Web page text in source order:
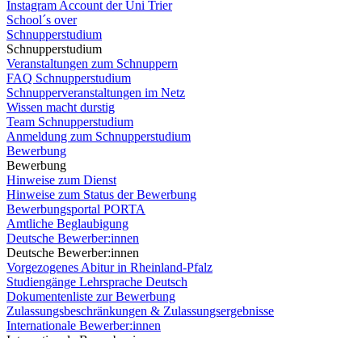
Instagram Account der Uni Trier
School´s over
Schnupperstudium
Schnupperstudium
Veranstaltungen zum Schnuppern
FAQ Schnupperstudium
Schnupperveranstaltungen im Netz
Wissen macht durstig
Team Schnupperstudium
Anmeldung zum Schnupperstudium
Bewerbung
Bewerbung
Hinweise zum Dienst
Hinweise zum Status der Bewerbung
Bewerbungsportal PORTA
Amtliche Beglaubigung
Deutsche Bewerber:innen
Deutsche Bewerber:innen
Vorgezogenes Abitur in Rheinland-Pfalz
Studiengänge Lehrsprache Deutsch
Dokumentenliste zur Bewerbung
Zulassungsbeschränkungen & Zulassungsergebnisse
Internationale Bewerber:innen